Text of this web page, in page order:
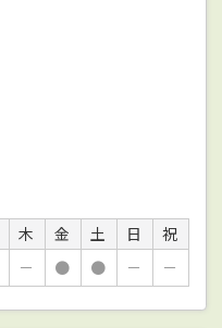
木 金 土 日
祝
－ ● ● － －